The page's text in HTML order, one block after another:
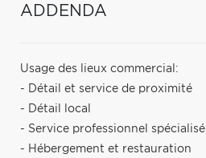
ADDENDA
Usage des lieux commercial:
- Détail et service de proximité
- Détail local
- Service professionnel spécialisé
- Hébergement et restauration